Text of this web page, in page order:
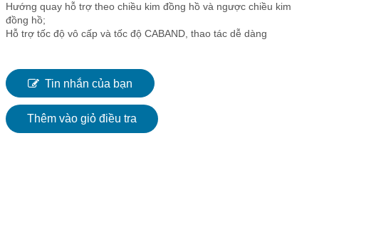
Hướng quay hỗ trợ theo chiều kim đồng hồ và ngược chiều kim
đồng hồ;
Hỗ trợ tốc độ vô cấp và tốc độ CABAND, thao tác dễ dàng
Tin nhắn của bạn
Thêm vào giỏ điều tra